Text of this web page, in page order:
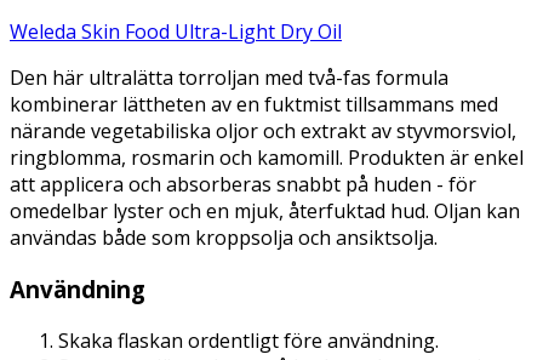
Weleda Skin Food Ultra-Light Dry Oil
Den här ultralätta torroljan med två-fas formula
kombinerar lättheten av en fuktmist tillsammans med
närande vegetabiliska oljor och extrakt av styvmorsviol,
ringblomma, rosmarin och kamomill. Produkten är enkel
att applicera och absorberas snabbt på huden - för
omedelbar lyster och en mjuk, återfuktad hud. Oljan kan
användas både som kroppsolja och ansiktsolja.
Användning
Skaka flaskan ordentligt före användning.